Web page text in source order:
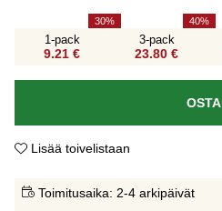
1-pack
9.21 €
30
3-pack
23.80 €
40
OSTA
Lisää toivelistaan
Toimitusaika: 2-4 arkipäivät